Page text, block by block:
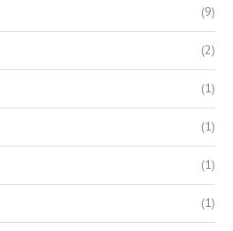
(9)
(2)
(1)
(1)
(1)
(1)